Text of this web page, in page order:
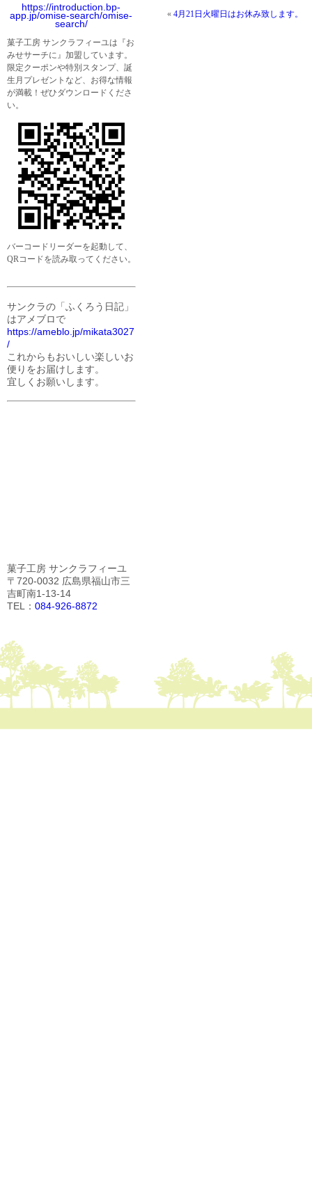
https://introduction.bp-
app.jp/omise-search/omise-
search/
菓子工房 サンクラフィーユは『お
みせサーチに』加盟しています。
限定クーポンや特別スタンプ、誕
生月プレゼントなど、お得な情報
が満載！ぜひダウンロードくださ
い。
バーコードリーダーを起動して、
QRコードを読み取ってください。
サンクラの「ふくろう日記」
はアメブロで
https://ameblo.jp/mikata3027
/
これからもおいしい楽しいお
便りをお届けします。
宜しくお願いします。
菓子工房 サンクラフィーユ
〒720-0032 広島県福山市三
吉町南1-13-14
TEL： 084-926-8872
« 4月21日火曜日はお休み致します。